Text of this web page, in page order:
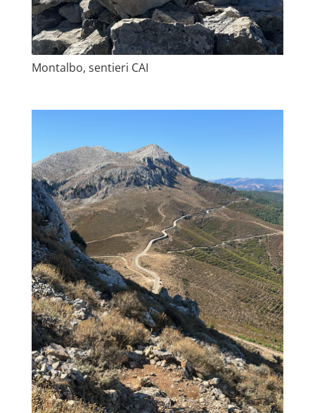
Montalbo, sentieri CAI